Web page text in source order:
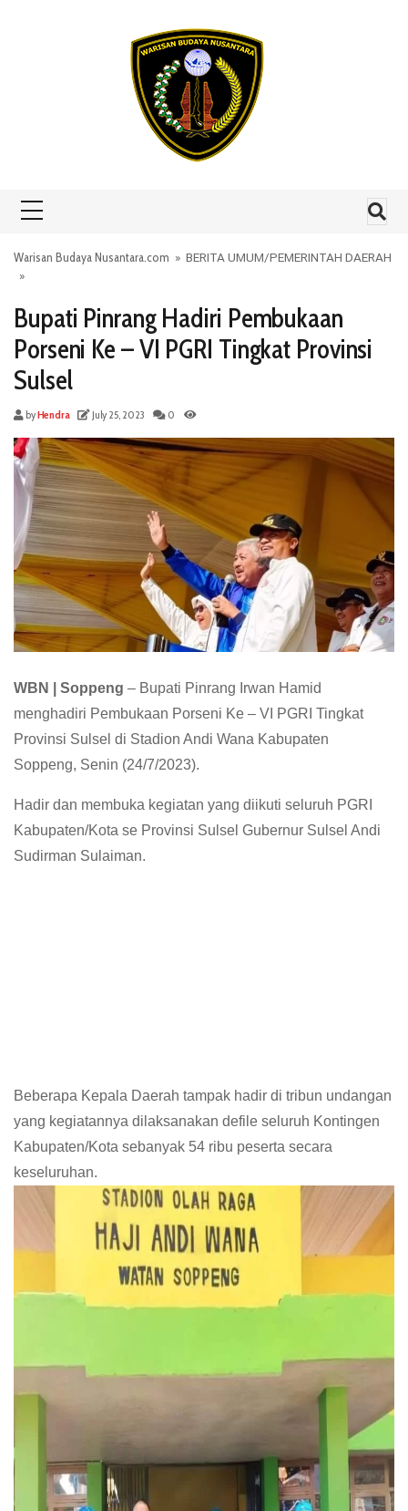
Warisan Budaya Nusantara.com » BERITA UMUM/PEMERINTAH DAERAH
»
Bupati Pinrang Hadiri Pembukaan
Porseni Ke – VI PGRI Tingkat Provinsi
Sulsel
byHendra July 25, 2023 0
WBN | Soppeng – Bupati Pinrang Irwan Hamid
menghadiri Pembukaan Porseni Ke – VI PGRI Tingkat
Provinsi Sulsel di Stadion Andi Wana Kabupaten
Soppeng, Senin (24/7/2023).
Hadir dan membuka kegiatan yang diikuti seluruh PGRI
Kabupaten/Kota se Provinsi Sulsel Gubernur Sulsel Andi
Sudirman Sulaiman.
Beberapa Kepala Daerah tampak hadir di tribun undangan
yang kegiatannya dilaksanakan defile seluruh Kontingen
Kabupaten/Kota sebanyak 54 ribu peserta secara
keseluruhan.